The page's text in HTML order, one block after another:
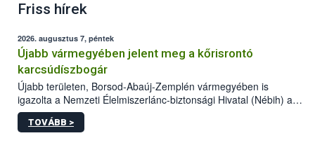
Friss hírek
2026. augusztus 7, péntek
Újabb vármegyében jelent meg a kőrisrontó
karcsúdíszbogár
Újabb területen, Borsod-Abaúj-Zemplén vármegyében is
igazolta a Nemzeti Élelmiszerlánc-biztonsági Hivatal (Nébih) a
kőrisrontó karcsúdíszbogár (Agrilus planipennis) jelenlétét. A
kártevőt nem csak színcsapdában találták meg, de már fertőzött
TOVÁBB >